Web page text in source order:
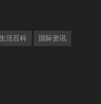
活百科 国际资讯